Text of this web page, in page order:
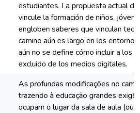
estudiantes. La propuesta actual
vincule la formación de niños,
engloben saberes que vinculan
camino aún es largo en los
aún no se define cómo incluir a los
excluido de los medios digitales.
As profundas modificações no
trazendo à educação grandes
ocupam o lugar da sala de aula (ou